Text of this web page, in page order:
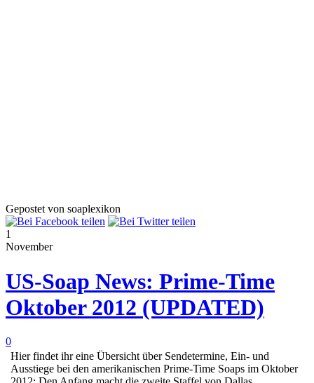
Gepostet von soaplexikon
1
November
US-Soap News: Prime-Time
Oktober 2012 (UPDATED)
0
Hier findet ihr eine Übersicht über Sendetermine, Ein- und
Ausstiege bei den amerikanischen Prime-Time Soaps im Oktober